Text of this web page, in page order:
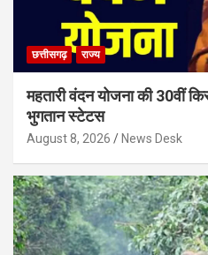
छत्तीसगढ़ राज्य
महतारी वंदन योजना की 30वीं
भुगतान स्टेटस
August 8, 2026 News Desk